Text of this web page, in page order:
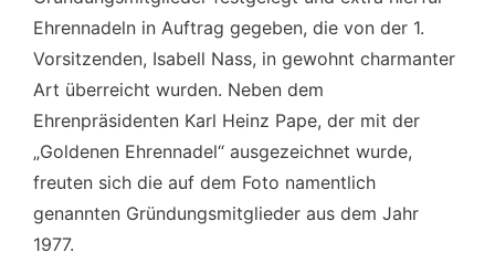
Ehrennadeln in Auftrag gegeben, die von der 1.
Vorsitzenden, Isabell Nass, in gewohnt charmanter
Art überreicht wurden. Neben dem
Ehrenpräsidenten Karl Heinz Pape, der mit der
„Goldenen Ehrennadel“ ausgezeichnet wurde,
freuten sich die auf dem Foto namentlich
genannten Gründungsmitglieder aus dem Jahr
1977.